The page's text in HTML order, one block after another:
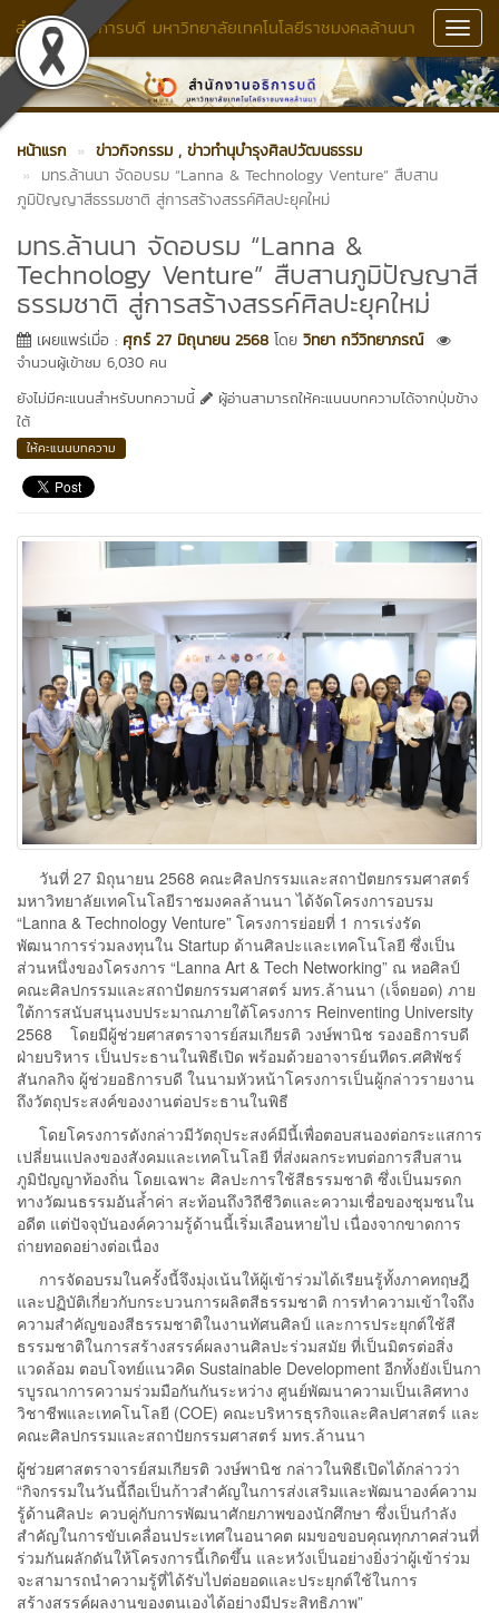
สำนักงานอธิการบดี มหาวิทยาลัยเทคโนโลยีราชมงคลล้านนา
หน้าแรก ข่าวกิจกรรม , ข่าวทำนุบำรุงศิลปวัฒนธรรม
มทร.ล้านนา จัดอบรม “Lanna & Technology Venture” สืบสาน
ภูมิปัญญาสีธรรมชาติ สู่การสร้างสรรค์ศิลปะยุคใหม่
มทร.ล้านนา จัดอบรม “Lanna &
Technology Venture” สืบสานภูมิปัญญาสี
ธรรมชาติ สู่การสร้างสรรค์ศิลปะยุคใหม่
เผยแพร่เมื่อ : ศุกร์ 27 มิถุนายน 2568 โดย วิทยา กวีวิทยาภรณ์
จำนวนผู้เข้าชม 6,030 คน
ยังไม่มีคะแนนสำหรับบทความนี้
ผู้อ่านสามารถให้คะแนนบทความได้จากปุ่มข้าง
ใต้
ให้คะแนนบทความ
วันที่ 27 มิถุนายน 2568 คณะศิลปกรรมและสถาปัตยกรรมศาสตร์
มหาวิทยาลัยเทคโนโลยีราชมงคลล้านนา ได้จัดโครงการอบรม
“Lanna & Technology Venture” โครงการย่อยที่ 1 การเร่งรัด
พัฒนาการร่วมลงทุนใน Startup ด้านศิลปะและเทคโนโลยี ซึ่งเป็น
ส่วนหนึ่งของโครงการ “Lanna Art & Tech Networking” ณ หอศิลป์
คณะศิลปกรรมและสถาปัตยกรรมศาสตร์ มทร.ล้านนา (เจ็ดยอด) ภาย
ใต้การสนับสนุนงบประมาณภายใต้โครงการ Reinventing University
2568 โดยมีผู้ช่วยศาสตราจารย์สมเกียรติ วงษ์พานิช รองอธิการบดี
ฝ่ายบริหาร เป็นประธานในพิธีเปิด พร้อมด้วยอาจารย์นทีดร.ศศิพัชร์
สันกลกิจ ผู้ช่วยอธิการบดี ในนามหัวหน้าโครงการเป็นผู้กล่าวรายงาน
ถึงวัตถุประสงค์ของงานต่อประธานในพิธี
โดยโครงการดังกล่าวมีวัตถุประสงค์มีนี้เพื่อตอบสนองต่อกระแสการ
เปลี่ยนแปลงของสังคมและเทคโนโลยี ที่ส่งผลกระทบต่อการสืบสาน
ภูมิปัญญาท้องถิ่น โดยเฉพาะ ศิลปะการใช้สีธรรมชาติ ซึ่งเป็นมรดก
ทางวัฒนธรรมอันล้ำค่า สะท้อนถึงวิถีชีวิตและความเชื่อของชุมชนใน
อดีต แต่ปัจจุบันองค์ความรู้ด้านนี้เริ่มเลือนหายไป เนื่องจากขาดการ
ถ่ายทอดอย่างต่อเนื่อง
การจัดอบรมในครั้งนี้จึงมุ่งเน้นให้ผู้เข้าร่วมได้เรียนรู้ทั้งภาคทฤษฎี
และปฏิบัติเกี่ยวกับกระบวนการผลิตสีธรรมชาติ การทำความเข้าใจถึง
ความสำคัญของสีธรรมชาติในงานทัศนศิลป์ และการประยุกต์ใช้สี
ธรรมชาติในการสร้างสรรค์ผลงานศิลปะร่วมสมัย ที่เป็นมิตรต่อสิ่ง
แวดล้อม ตอบโจทย์แนวคิด Sustainable Development อีกทั้งยังเป็นกา
รบูรณาการความร่วมมือกันกันระหว่าง ศูนย์พัฒนาความเป็นเลิศทาง
วิชาชีพและเทคโนโลยี (COE) คณะบริหารธุรกิจและศิลปศาสตร์ และ
คณะศิลปกรรมและสถาปัยกรรมศาสตร์ มทร.ล้านนา
ผู้ช่วยศาสตราจารย์สมเกียรติ วงษ์พานิช กล่าวในพิธีเปิดได้กล่าวว่า
“กิจกรรมในวันนี้ถือเป็นก้าวสำคัญในการส่งเสริมและพัฒนาองค์ความ
รู้ด้านศิลปะ ควบคู่กับการพัฒนาศักยภาพของนักศึกษา ซึ่งเป็นกำลัง
สำคัญในการขับเคลื่อนประเทศในอนาคต ผมขอขอบคุณทุกภาคส่วนที่
ร่วมกันผลักดันให้โครงการนี้เกิดขึ้น และหวังเป็นอย่างยิ่งว่าผู้เข้าร่วม
จะสามารถนำความรู้ที่ได้รับไปต่อยอดและประยุกต์ใช้ในการ
สร้างสรรค์ผลงานของตนเองได้อย่างมีประสิทธิภาพ”